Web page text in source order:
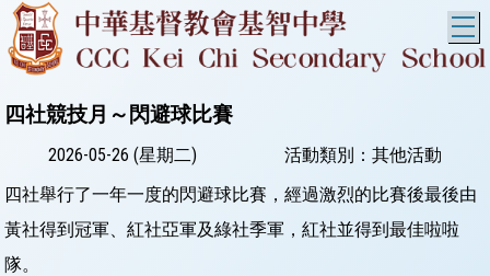
四社競技月～閃避球比賽
2026-05-26 (星期二)
活動類別：其他活動
四社舉行了一年一度的閃避球比賽，經過激烈的比賽後最後由
黃社得到冠軍、紅社亞軍及綠社季軍，紅社並得到最佳啦啦
隊。